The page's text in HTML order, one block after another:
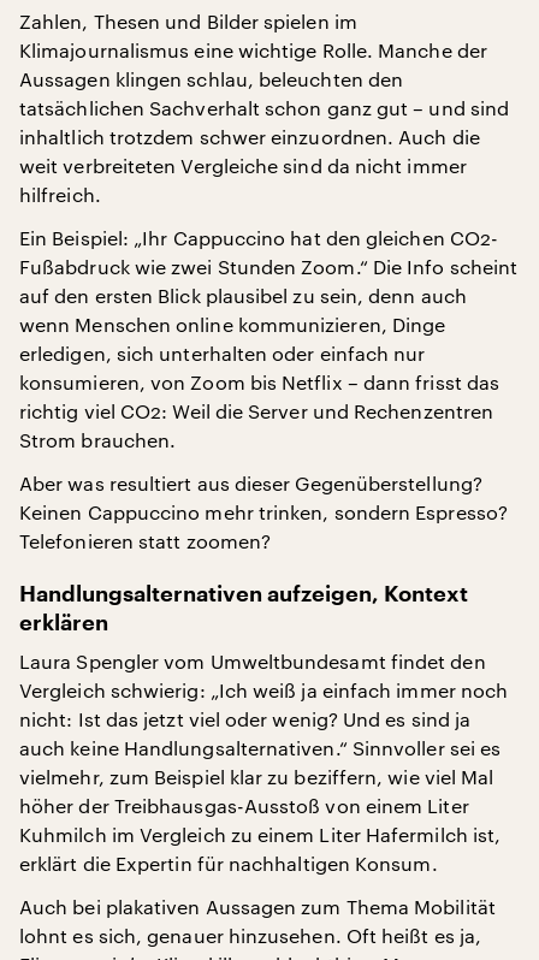
Zahlen, Thesen und Bilder spielen im
Klimajournalismus eine wichtige Rolle. Manche der
Aussagen klingen schlau, beleuchten den
tatsächlichen Sachverhalt schon ganz gut – und sind
inhaltlich trotzdem schwer einzuordnen. Auch die
weit verbreiteten Vergleiche sind da nicht immer
hilfreich.
Ein Beispiel: „Ihr Cappuccino hat den gleichen CO2-
Fußabdruck wie zwei Stunden Zoom.“ Die Info scheint
auf den ersten Blick plausibel zu sein, denn auch
wenn Menschen online kommunizieren, Dinge
erledigen, sich unterhalten oder einfach nur
konsumieren, von Zoom bis Netflix – dann frisst das
richtig viel CO2: Weil die Server und Rechenzentren
Strom brauchen.
Aber was resultiert aus dieser Gegenüberstellung?
Keinen Cappuccino mehr trinken, sondern Espresso?
Telefonieren statt zoomen?
Handlungsalternativen aufzeigen, Kontext
erklären
Laura Spengler vom Umweltbundesamt findet den
Vergleich schwierig: „Ich weiß ja einfach immer noch
nicht: Ist das jetzt viel oder wenig? Und es sind ja
auch keine Handlungsalternativen.“ Sinnvoller sei es
vielmehr, zum Beispiel klar zu beziffern, wie viel Mal
höher der Treibhausgas-Ausstoß von einem Liter
Kuhmilch im Vergleich zu einem Liter Hafermilch ist,
erklärt die Expertin für nachhaltigen Konsum.
Auch bei plakativen Aussagen zum Thema Mobilität
lohnt es sich, genauer hinzusehen. Oft heißt es ja,